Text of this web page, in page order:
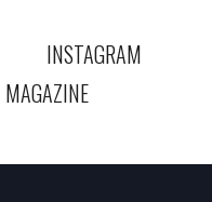
INSTAGRAM
MAGAZINE